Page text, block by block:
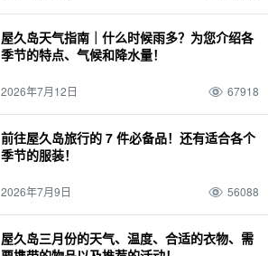
屋久岛天气指南｜什么时候雨多？为您介绍各
季节的特点、气候和降水量！
2026年7月12日 67918
前往屋久岛旅行的 7 件必备品！还有适合各个
季节的服装！
2026年7月9日 56088
屋久岛三月份的天气、温度、合适的衣物、需